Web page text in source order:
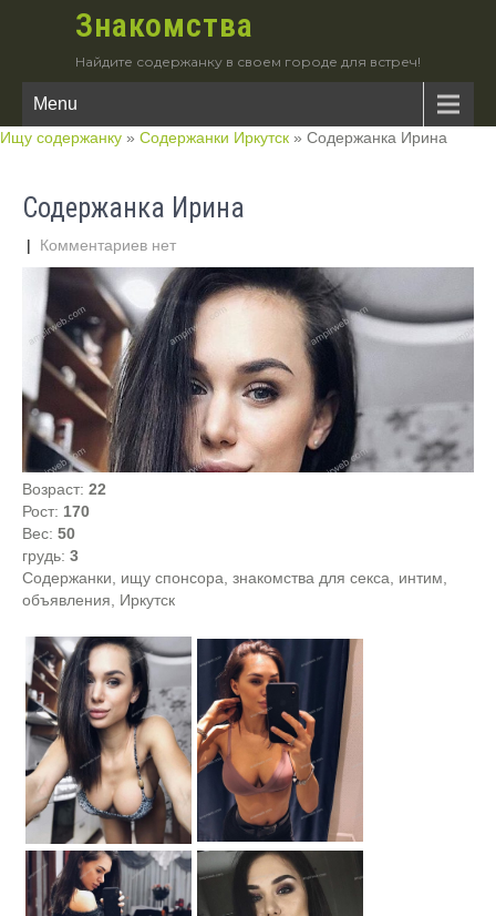
Знакомства
Найдите содержанку в своем городе для встреч!
Menu
Ищу содержанку » Содержанки Иркутск » Содержанка Ирина
Содержанка Ирина
| Комментариев нет
Возраст: 22
Рост: 170
Вес: 50
грудь: 3
Содержанки, ищу спонсора, знакомства для секса, интим,
объявления, Иркутск